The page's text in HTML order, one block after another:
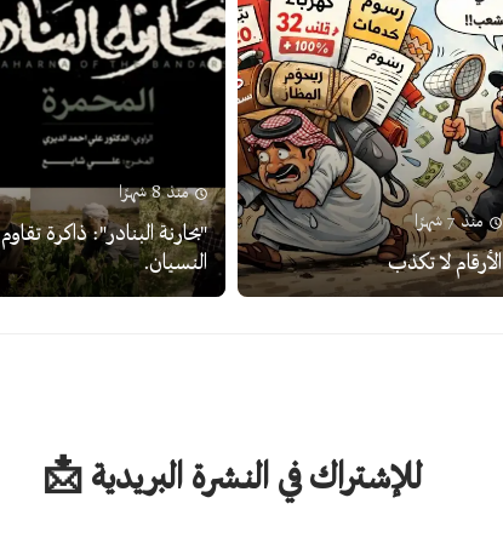
منذ 7 شهرًا
الأرقام لا تكذب
منذ 8 شهرًا
"بحارنة البنادر": ذاكرة تقاوم
النسيان.
للإشتراك في النشرة البريدية 📩